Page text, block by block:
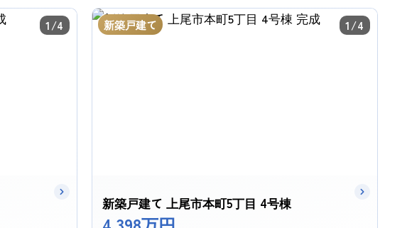
✉ この物件に問い合わせる
1/4 新築戸建て 1/4
新築戸建て 上尾市本町5丁目 4号棟